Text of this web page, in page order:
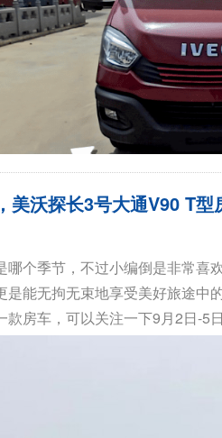
美沃探长3号大通V90 T
哪个季节，不过小编倒是非常
是能无拘无束地享受美好旅途
款房车，可以关注一下9月2日-5